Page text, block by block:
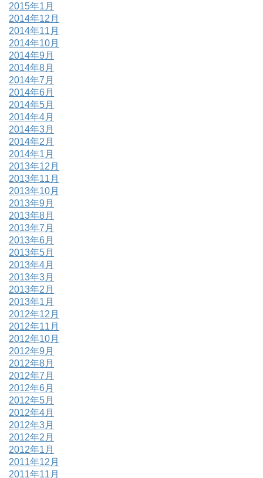
2015年1月
2014年12月
2014年11月
2014年10月
2014年9月
2014年8月
2014年7月
2014年6月
2014年5月
2014年4月
2014年3月
2014年2月
2014年1月
2013年12月
2013年11月
2013年10月
2013年9月
2013年8月
2013年7月
2013年6月
2013年5月
2013年4月
2013年3月
2013年2月
2013年1月
2012年12月
2012年11月
2012年10月
2012年9月
2012年8月
2012年7月
2012年6月
2012年5月
2012年4月
2012年3月
2012年2月
2012年1月
2011年12月
2011年11月